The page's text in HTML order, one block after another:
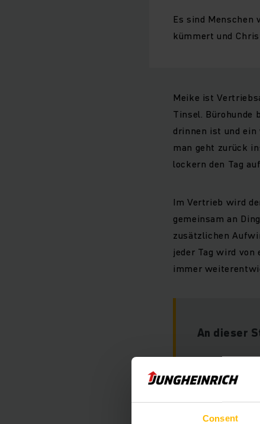
Consent
Es sind Menschen
kümmert und
Meike ist
Tinsel. Bürohunde
drinnen ist und
man geht zurück
lockern den Tag
Im Vertrieb wird
gemeinsam an
zusätzlichen
jeder Tag wird
immer
An dieser
Einstellungen